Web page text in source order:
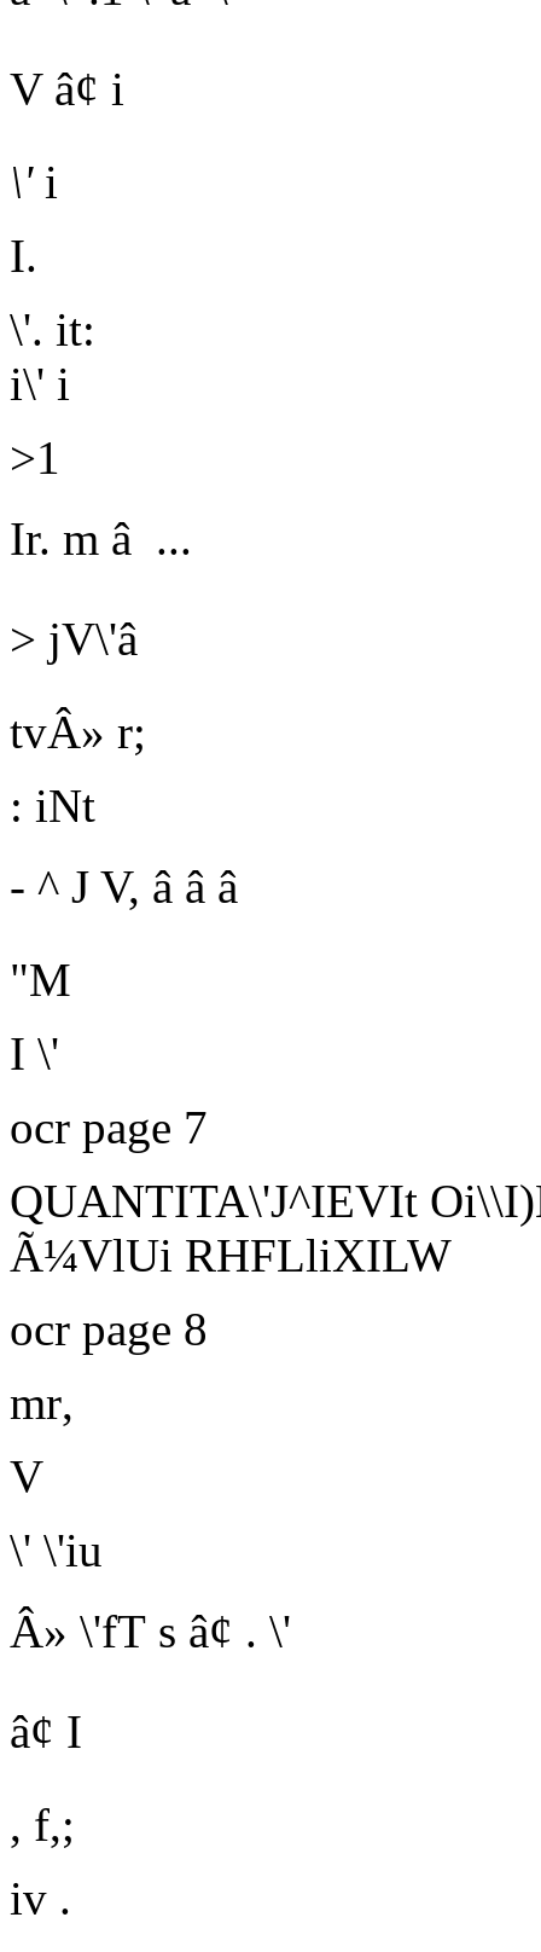
V â¢ i
\'i
I.
\'. it:
i\' i
>1
Ir. m â ...
> jV\'â
tvÂ» r;
: iNt
- ^ J V, â â â
"M
I \'
ocr page 7
QUANTITA\'J^IEVIt
Ã¼VlUi RHFLliXILW
ocr page 8
mr,
V
\' \'iu
Â» \'fT s â¢ . \'
â¢ I
, f,;
iv .